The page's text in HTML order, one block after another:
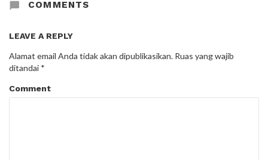
COMMENTS
LEAVE A REPLY
Alamat email Anda tidak akan dipublikasikan. Ruas yang wajib
ditandai *
Comment